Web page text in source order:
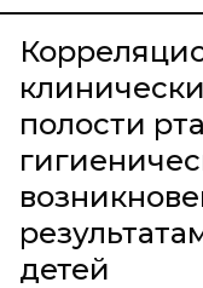
полости
детей